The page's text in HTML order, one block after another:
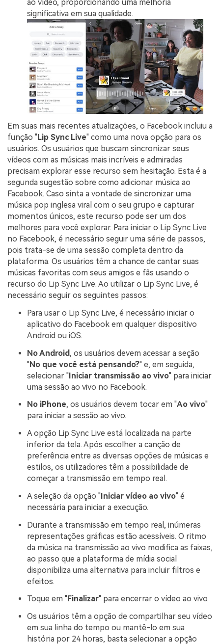
ao vídeo, proporcionando uma melhoria
significativa em sua qualidade.
Em suas mais recentes atualizações, o Facebook incluiu a
função "Lip Sync Live" como uma nova opção para os
usuários. Os usuários que buscam sincronizar seus
vídeos com as músicas mais incríveis e admiradas
precisam explorar esse recurso sem hesitação. Esta é a
segunda sugestão sobre como adicionar música ao
Facebook. Caso sinta a vontade de sincronizar uma
música pop inglesa viral com o seu grupo e capturar
momentos únicos, este recurso pode ser um dos
melhores para você explorar. Para iniciar o Lip Sync Live
no Facebook, é necessário seguir uma série de passos,
pois trata-se de uma sessão completa dentro da
plataforma. Os usuários têm a chance de cantar suas
músicas favoritas com seus amigos e fãs usando o
recurso do Lip Sync Live. Ao utilizar o Lip Sync Live, é
necessário seguir os seguintes passos:
Para usar o Lip Sync Live, é necessário iniciar o
aplicativo do Facebook em qualquer dispositivo
Android ou iOS.
No Android , os usuários devem acessar a seção
"No que você está pensando?" e, em seguida,
selecionar "Iniciar transmissão ao vivo" para iniciar
uma sessão ao vivo no Facebook.
No iPhone, os usuários devem tocar em "Ao vivo"
para iniciar a sessão ao vivo.
A opção Lip Sync Live está localizada na parte
inferior da tela. Após escolher a canção de
preferência entre as diversas opções de músicas e
estilos, os utilizadores têm a possibilidade de
começar a transmissão em tempo real.
A seleção da opção "Iniciar vídeo ao vivo" é
necessária para iniciar a execução.
Durante a transmissão em tempo real, inúmeras
representações gráficas estão acessíveis. O ritmo
da música na transmissão ao vivo modifica as faixas,
ao passo que a plataforma de mídia social
disponibiliza uma alternativa para incluir filtros e
efeitos.
Toque em "Finalizar" para encerrar o vídeo ao vivo.
Os usuários têm a opção de compartilhar seu vídeo
em sua linha do tempo ou mantê-lo em sua
história por 24 horas, basta selecionar a opção